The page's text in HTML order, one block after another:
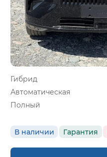
Гибрид
Автоматическая
Полный
В наличии Гарантия